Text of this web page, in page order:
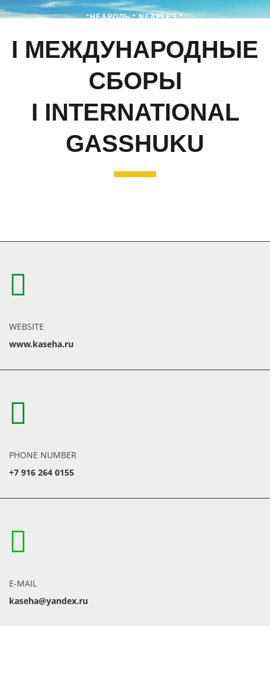
*НЕАРОЛЬ * NEAPLES *
I МЕЖДУНАРОДНЫЕ
СБОРЫ
I INTERNATIONAL
GASSHUKU
WEBSITE
www.kaseha.ru
PHONE NUMBER
+7 916 264 0155
E-MAIL
kaseha@yandex.ru